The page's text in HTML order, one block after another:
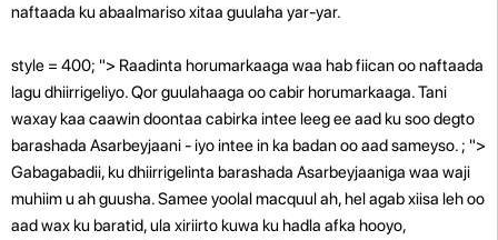
naftaada ku abaalmariso xitaa guulaha yar-yar.
style = 400; "> Raadinta horumarkaaga waa hab fiican oo naftaada
lagu dhiirrigeliyo. Qor guulahaaga oo cabir horumarkaaga. Tani
waxay kaa caawin doontaa cabirka intee leeg ee aad ku soo degto
barashada Asarbeyjaani - iyo intee in ka badan oo aad sameyso. ; ">
Gabagabadii, ku dhiirrigelinta barashada Asarbeyjaaniga waa waji
muhiim u ah guusha. Samee yoolal macquul ah, hel agab xiisa leh oo
aad wax ku baratid, ula xiriirto kuwa ku hadla afka hooyo,